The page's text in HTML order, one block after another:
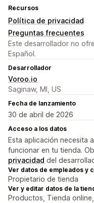
Recursos
Política de privacidad
Preguntas frecuentes
Este desarrollador no
Español.
Desarrollador
Voroo.io
Saginaw, MI, US
Fecha de lanzamiento
30 de abril de 2026
Acceso a los datos
Esta aplicación necesita
funcionar en tu tienda.
privacidad del
Ver datos de empleados y
Propietario de tienda
Ver y editar datos de la
Productos, Tienda